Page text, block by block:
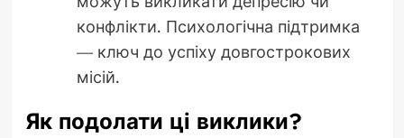
конфлікти. Психологічна підтримка
— ключ до успіху довгострокових
місій.
Як подолати ці виклики?